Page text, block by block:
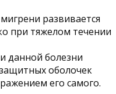
развивается
при тяжелом течении
данной болезни
оболочек
его самого.